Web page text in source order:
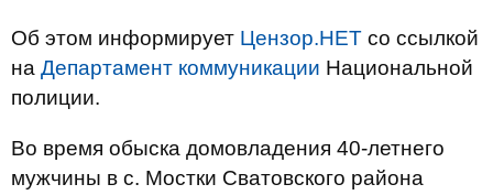
Об этом информирует Цензор.НЕТ со ссылкой
на Департамент коммуникации Национальной
полиции.
Во время обыска домовладения 40-летнего
мужчины в с. Мостки Сватовского района